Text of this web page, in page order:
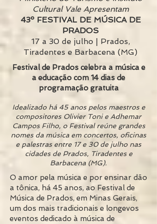
Cultural Vale Apresentam
43º FESTIVAL DE MÚSICA DE
PRADOS
17 a 30 de julho | Prados,
Tiradentes e Barbacena (MG)
Festival de Prados celebra a música e
a educação com 14 dias de
programação gratuita
Idealizado há 45 anos pelos maestros e
compositores Olivier Toni e Adhemar
Campos Filho, o Festival reúne grandes
nomes da música em concertos, oficinas
e palestras entre 17 e 30 de julho nas
cidades de Prados, Tiradentes e
Barbacena (MG).
O amor pela música e por ensinar dão
a tônica, há 45 anos, ao Festival de
Música de Prados, em Minas Gerais,
um dos mais tradicionais e longevos
eventos dedicado à música de